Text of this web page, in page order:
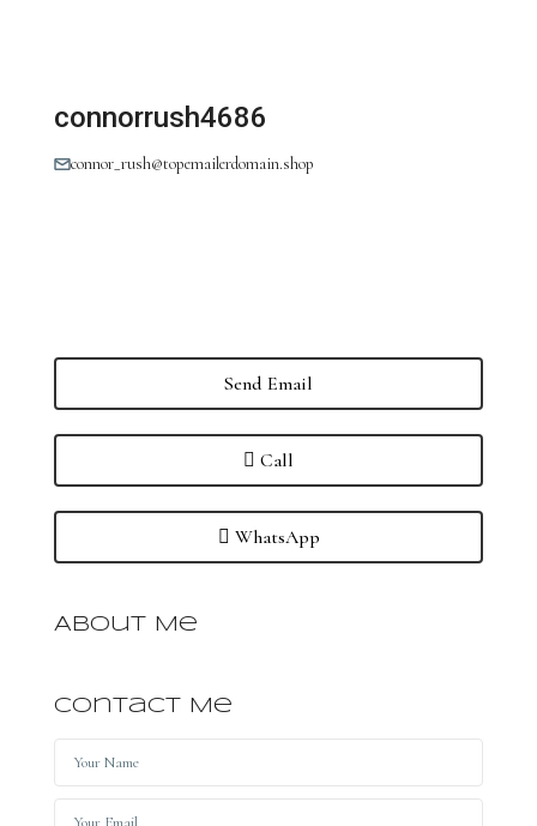
connorrush4686
connor_rush@topemailerdomain.shop
Send Email
Call
WhatsApp
About Me
Contact Me